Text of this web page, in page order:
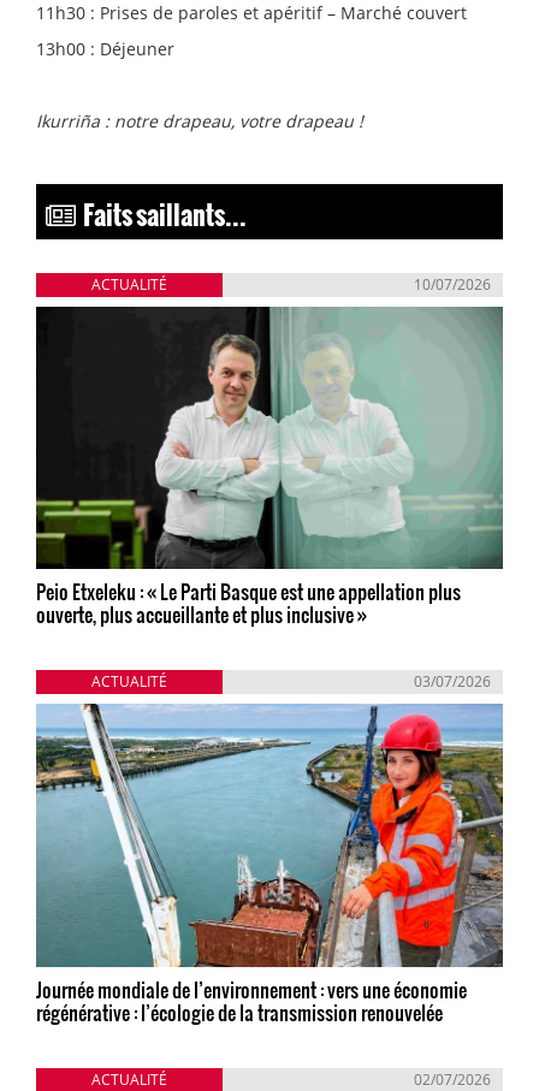
11h30 : Prises de paroles et apéritif – Marché couvert
13h00 : Déjeuner
Ikurriña : notre drapeau, votre drapeau !
Faits saillants...
ACTUALITÉ 10/07/2026
Peio Etxeleku : « Le Parti Basque est une appellation plus
ouverte, plus accueillante et plus inclusive »
ACTUALITÉ 03/07/2026
Journée mondiale de l’environnement : vers une économie
régénérative : l’écologie de la transmission renouvelée
ACTUALITÉ 02/07/2026